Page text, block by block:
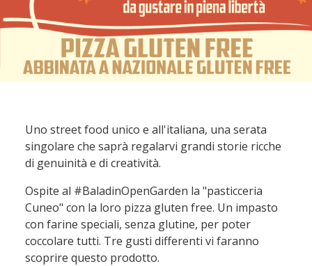
Uno street food unico e all'italiana, una serata
singolare che saprà regalarvi grandi storie ricche
di genuinità e di creatività.
Ospite al #BaladinOpenGarden la "pasticceria
Cuneo" con la loro pizza gluten free. Un impasto
con farine speciali, senza glutine, per poter
coccolare tutti. Tre gusti differenti vi faranno
scoprire questo prodotto.